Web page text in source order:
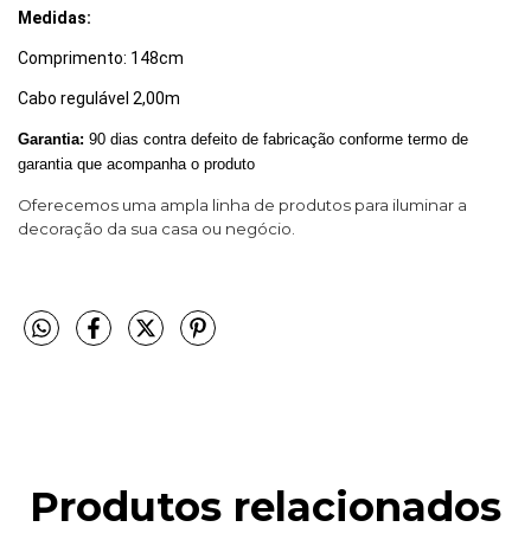
Medidas:
Comprimento: 148cm
Cabo regulável 2,00m
Garantia: 90 dias contra defeito de fabricação conforme termo de
garantia que acompanha o produto
Oferecemos uma ampla linha de produtos para iluminar a
decoração da sua casa ou negócio.
Produtos relacionados